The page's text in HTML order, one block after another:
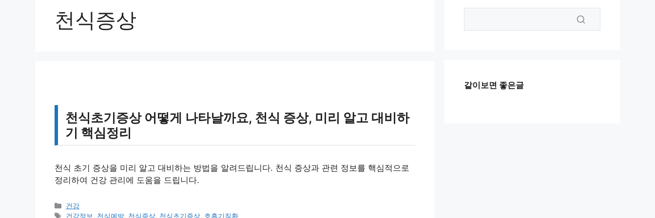
천식증상
천식초기증상 어떻게 나타날까요, 천식 증상, 미리 알고 대비하
기 핵심정리
천식 초기 증상을 미리 알고 대비하는 방법을 알려드립니다. 천식 증상과 관련 정보를 핵심적으로
정리하여 건강 관리에 도움을 드립니다.
카
테
건강
태
건강정보, 천식예방, 천식증상, 천식초기증상, 호흡기질환
같이보면 좋은글